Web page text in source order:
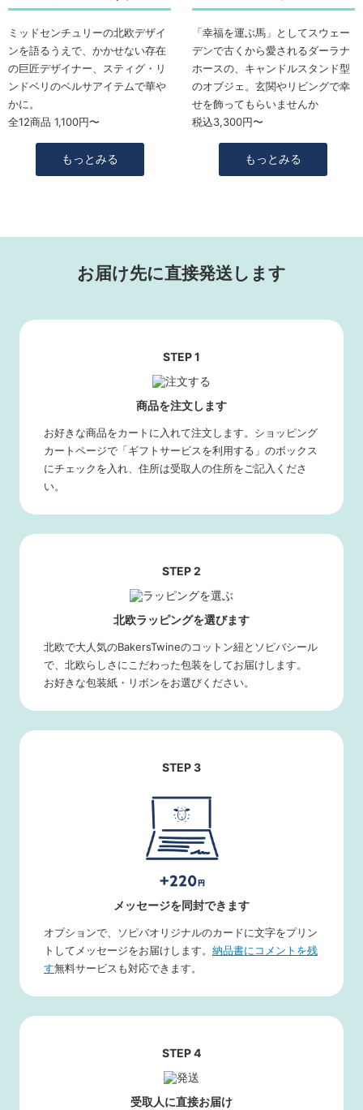
ミッドセンチュリーの北欧デザイ
ンを語るうえで、かかせない存在
の巨匠デザイナー、スティグ・リ
ンドベリのベルサアイテムで華や
かに。
全12商品 1,100円〜
もっとみる
「幸福を運ぶ馬」としてスウェー
デンで古くから愛されるダーラナ
ホースの、キャンドルスタンド型
のオブジェ。玄関やリビングで幸
せを飾ってもらいませんか
税込3,300円〜
もっとみる
お届け先に直接発送します
STEP 1
商品を注文します
お好きな商品をカートに入れて注文します。ショッピング
カートページで「ギフトサービスを利用する」のボックス
にチェックを入れ、住所は受取人の住所をご記入くださ
い。
STEP 2
北欧ラッピングを選びます
北欧で大人気のBakersTwineのコットン紐とソピバシール
で、北欧らしさにこだわった包装をしてお届けします。
お好きな包装紙・リボンをお選びください。
STEP 3
メッセージを同封できます
オプションで、ソピバオリジナルのカードに文字をプリン
トしてメッセージをお届けします。 納品書にコメントを残
す無料サービスも対応できます。
STEP 4
受取人に直接お届け